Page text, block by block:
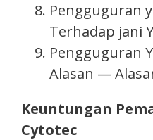
Pengguguran
Terhadap jani
Pengguguran
Alasan —
Keuntungan
Cytotec